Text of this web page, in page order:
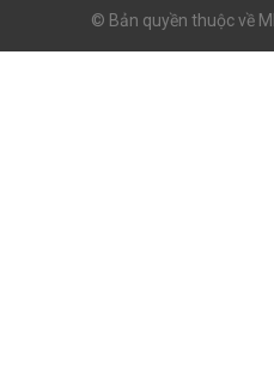
© Bản quyền thuộc về